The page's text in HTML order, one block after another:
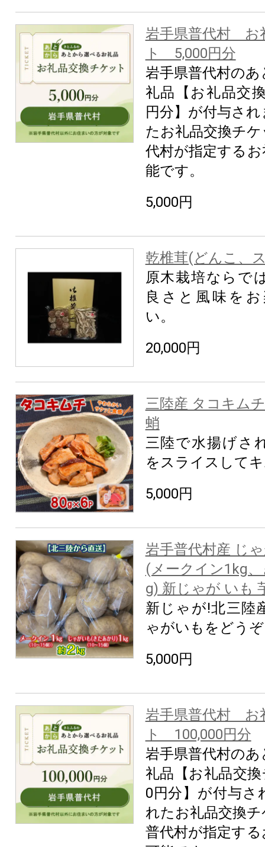
岩手県普代村 お
ト 5,000円分
岩手県普代村の
礼品【お礼品交
円分】が付与さ
たお礼品交換チ
代村が指定する
能です。
5,000円
乾椎茸(どんこ、
原木栽培ならで
良さと風味を
い。
20,000円
三陸産 タコキム
蛸
三陸で水揚げさ
をスライスして
5,000円
岩手普代村産 じ
(メークイン1kg
g) 新じゃが いも
新じゃが!北三陸
ゃがいもをどう
5,000円
岩手県普代村 お
ト 100,000円分
岩手県普代村の
礼品【お礼品交
0円分】が付与さ
れたお礼品交換
普代村が指定す